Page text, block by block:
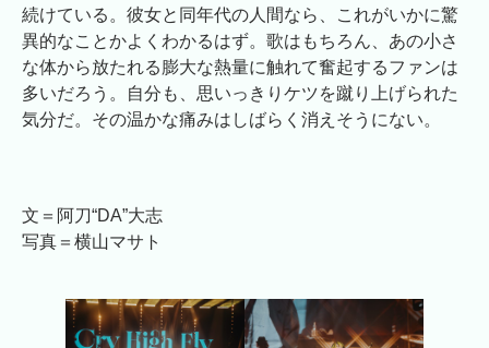
続けている。彼女と同年代の人間なら、これがいかに驚
異的なことかよくわかるはず。歌はもちろん、あの小さ
な体から放たれる膨大な熱量に触れて奮起するファンは
多いだろう。自分も、思いっきりケツを蹴り上げられた
気分だ。その温かな痛みはしばらく消えそうにない。
文＝阿刀“DA”大志
写真＝横山マサト